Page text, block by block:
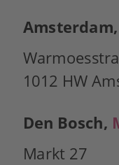
Amsterdam,
1012 HW
Den Bosch,
Markt 27